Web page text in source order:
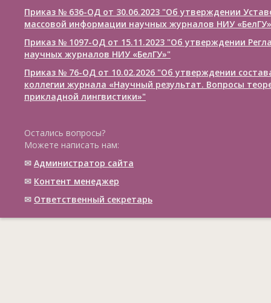
Приказ № 636-ОД от 30.06.2023 "Об утверждении
массовой информации научных журналов НИУ «БелГУ»
Приказ № 1097-ОД от 15.11.2023 "Об утверждении
научных журналов НИУ «БелГУ»"
Приказ № 76-ОД от 10.02.2026 "Об утверждении
коллегии журнала «Научный результат. Вопросы
прикладной лингвистики»"
Остались вопросы?
Можете написать нам:
✉ Администратор сайта
✉ Контент менеджер
✉ Ответственный cекретарь